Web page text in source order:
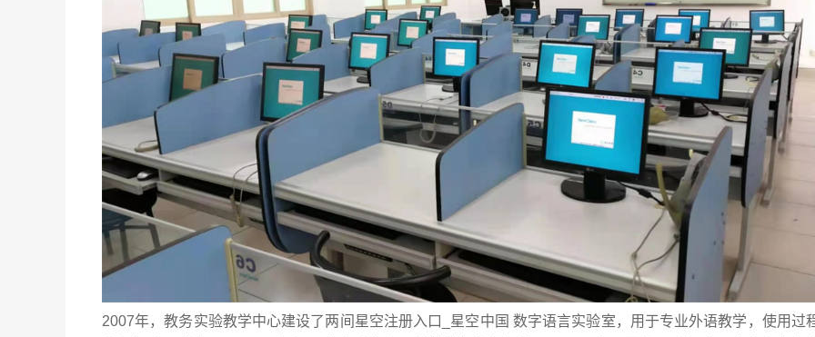
2007年，教务实验教学中心建设了两间星空注册入口_星空中国 数字语言实验室，用于专业外语教学，使用过